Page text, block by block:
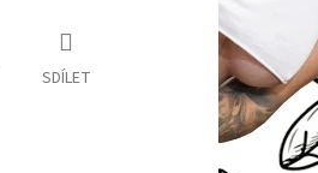
SDÍLET